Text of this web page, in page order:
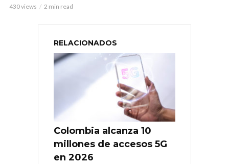
430 views 2 min read
RELACIONADOS
Colombia alcanza 10
millones de accesos 5G
en 2026